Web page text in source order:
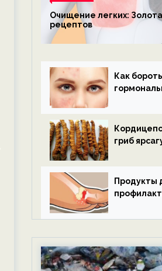
Очищение легких:
рецептов
Как
гриб
Продукты